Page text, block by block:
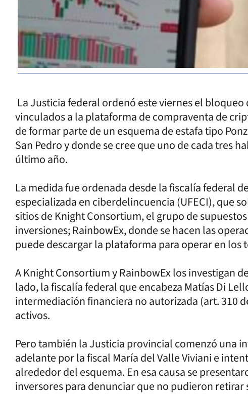
La Justicia federal ordenó este viernes el bloqueo
vinculados a la plataforma de compraventa de
de formar parte de un esquema de estafa tipo
San Pedro y donde se cree que uno de cada tres
último año.
La medida fue ordenada desde la fiscalía federal
especializada en ciberdelincuencia (UFECI), que
sitios de Knight Consortium, el grupo de
inversiones; RainbowEx, donde se hacen las
puede descargar la plataforma para operar en los
A Knight Consortium y RainbowEx los investigan
lado, la fiscalía federal que encabeza Matías Di
intermediación financiera no autorizada (art. 310
activos.
Pero también la Justicia provincial comenzó una
adelante por la fiscal María del Valle Viviani e
alrededor del esquema. En esa causa se
inversores para denunciar que no pudieron retirar